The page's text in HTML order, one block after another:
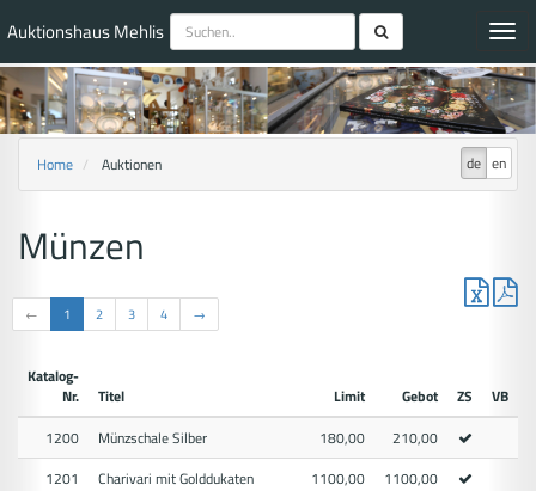
Auktionshaus Mehlis
de en
Home Auktionen
Münzen
← 1 2 3 4 →
Katalog-
Nr.
Titel Limit Gebot ZS
VB
1200
Münzschale Silber 180,00
210,00
1201
Charivari mit Golddukaten 1100,00
1100,00